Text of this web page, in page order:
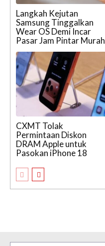
Langkah Kejutan
Samsung Tinggalkan
Wear OS Demi Incar
Pasar Jam Pintar Murah
CXMT Tolak
Permintaan Diskon
DRAM Apple untuk
Pasokan iPhone 18